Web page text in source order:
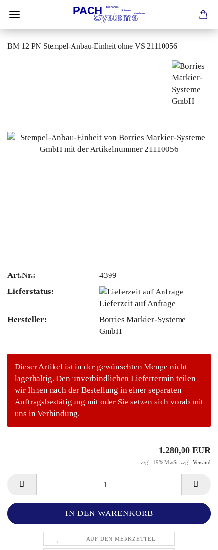
BM 12 PN Stempel-Anbau-Einheit ohne VS 21110056
Art.Nr.:
4399
Lieferstatus:
Lieferzeit auf Anfrage
Hersteller:
Borries Markier-Systeme
GmbH
Dieser Artikel ist in der gewünschten Menge nicht
lagerhaltig. Den unverbindlichen Liefertermin teilen
wir Ihnen nach der Bestellung in einer separaten
Auftragsbestätigung mit oder Sie setzen sich vorab mit
uns in Verbindung.
1.280,00 EUR
zzgl. 19% MwSt. zzgl. Versand
AUF DEN MERKZETTEL